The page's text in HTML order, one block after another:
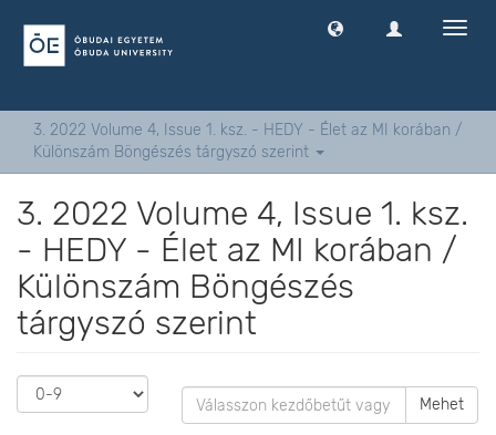
3. 2022 Volume 4, Issue 1. ksz. - HEDY - Élet az MI korában /
Különszám Böngészés tárgyszó szerint
3. 2022 Volume 4, Issue 1. ksz.
- HEDY - Élet az MI korában /
Különszám Böngészés
tárgyszó szerint
Mehet